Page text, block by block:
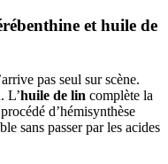
et huile de
pas seul sur scène.
L’huile de lin complète la
d’hémisynthèse
sans passer par les acides